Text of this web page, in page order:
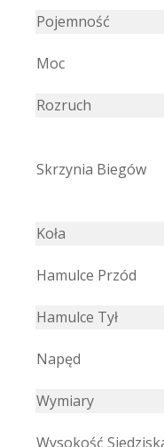
Pojemność
Moc
Rozruch
Skrzynia Biegów
Koła
Hamulce Przód
Hamulce Tył
Napęd
Wymiary
Wysokość